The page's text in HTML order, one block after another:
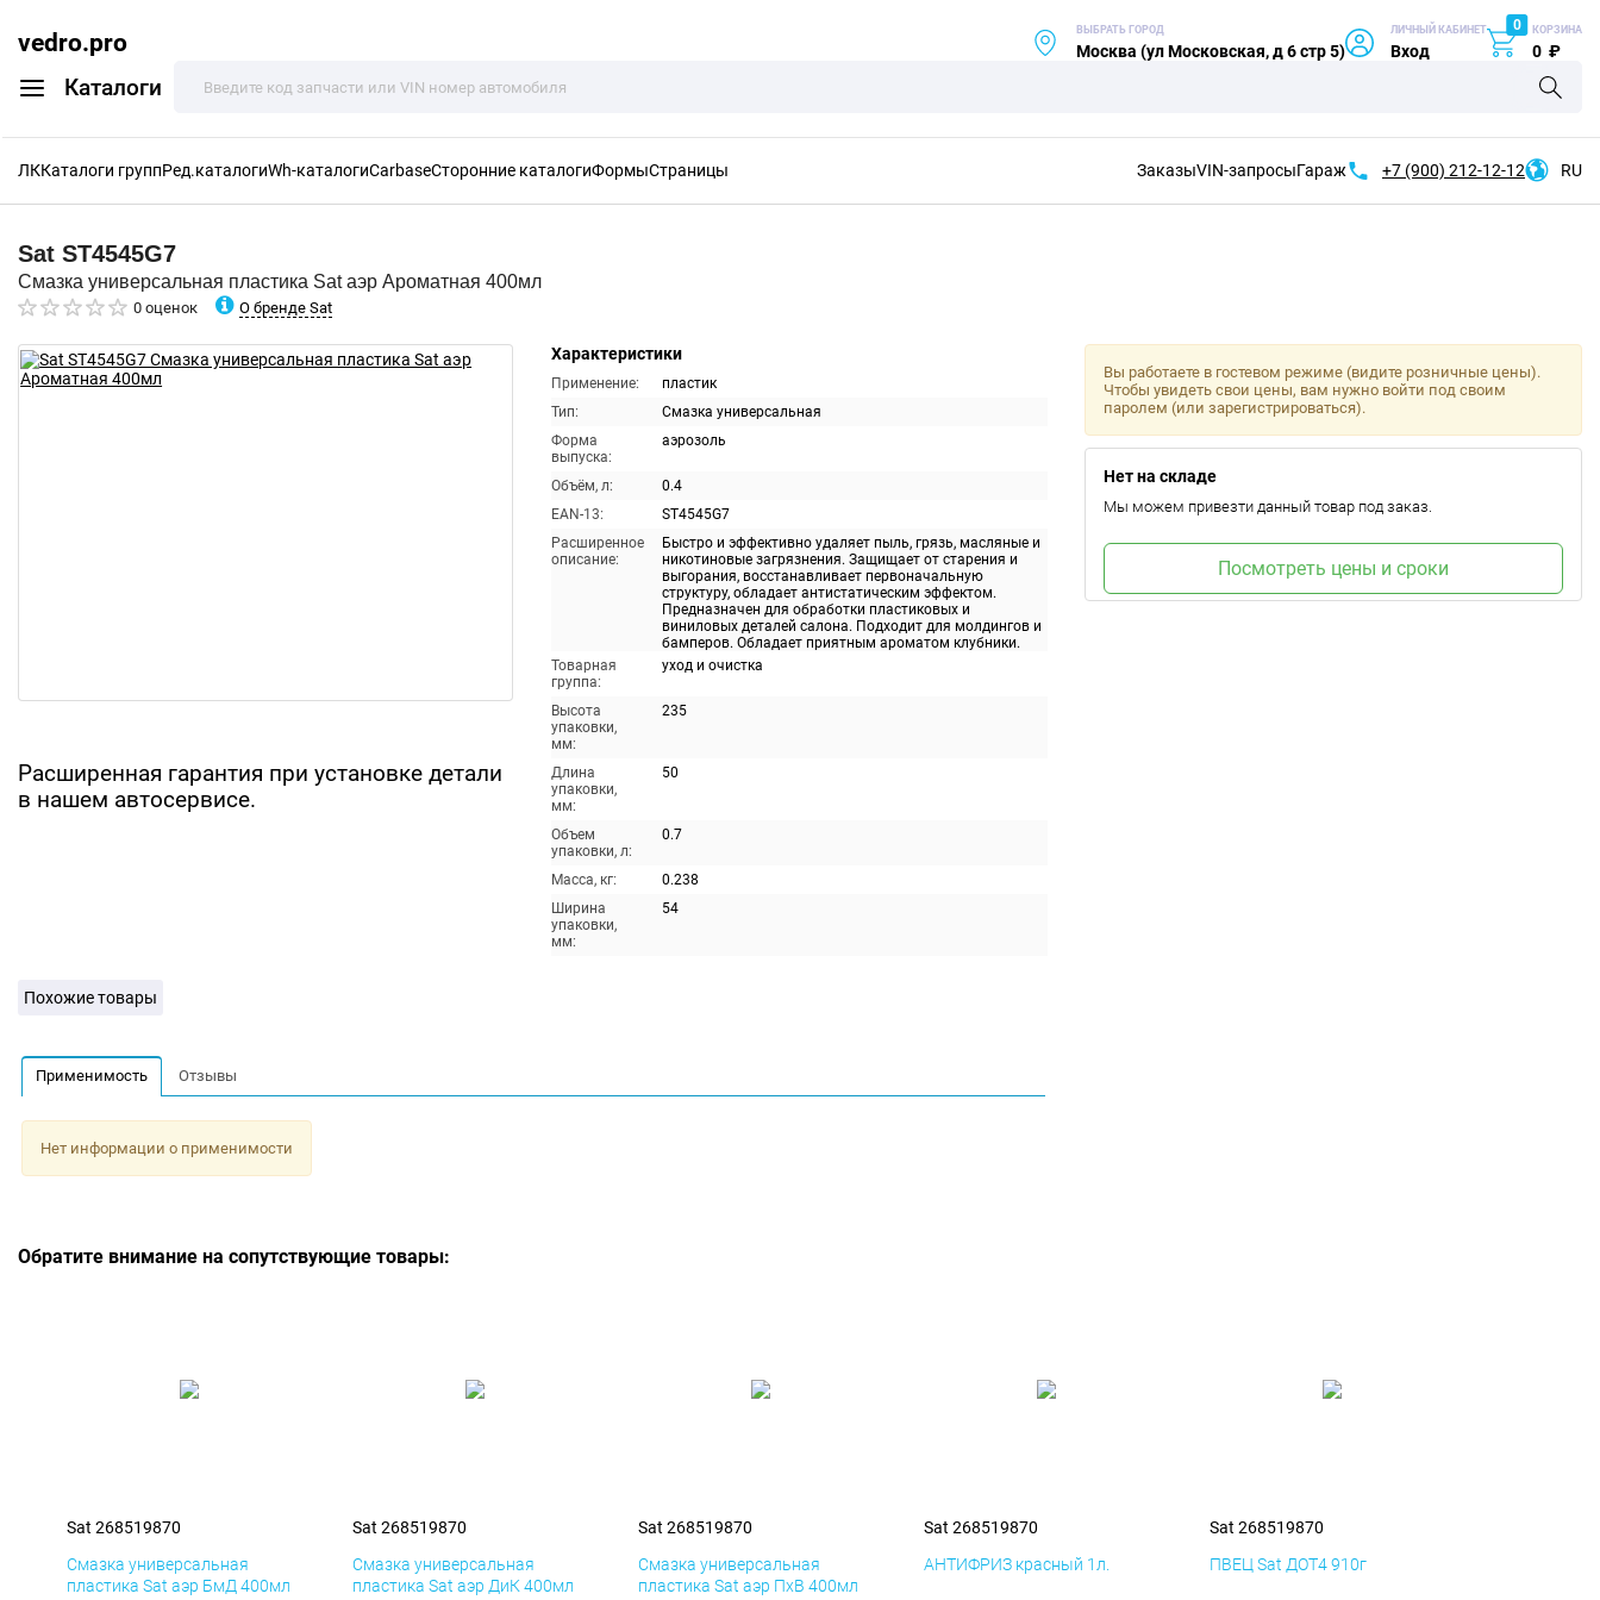
vedro.pro
Каталоги
ВЫБРАТЬ ГОРОД
Москва (ул Московская, д 6 стр 5)
ЛИЧНЫЙ КАБИНЕТ
Вход
0 КОРЗИНА
0 ₽
ЛККаталоги группРед.каталогиWh-каталогиCarbaseСторонние каталогиФормыСтраницы ЗаказыVIN-запросыГараж +7 (900) 212-12-12 RU
Sat ST4545G7
Смазка универсальная пластика Sat аэр Ароматная 400мл
0 оценок О бренде Sat
Расширенная гарантия при установке детали
в нашем автосервисе.
Характеристики
Применение:
пластик
Тип:
Смазка универсальная
Форма
выпуска:
аэрозоль
Объём, л:
0.4
EAN-13:
ST4545G7
Расширенное
описание:
Быстро и эффективно удаляет пыль, грязь, масляные и
никотиновые загрязнения. Защищает от старения и
выгорания, восстанавливает первоначальную
структуру, обладает антистатическим эффектом.
Предназначен для обработки пластиковых и
виниловых деталей салона. Подходит для молдингов и
бамперов. Обладает приятным ароматом клубники.
Товарная
группа:
уход и очистка
Высота
упаковки,
мм:
235
Длина
упаковки,
мм:
50
Объем
упаковки, л:
0.7
Масса, кг:
0.238
Ширина
упаковки,
мм:
54
Вы работаете в гостевом режиме (видите розничные цены).
Чтобы увидеть свои цены, вам нужно войти под своим
паролем (или зарегистрироваться).
Нет на складе
Мы можем привезти данный товар под заказ.
Посмотреть цены и сроки
Похожие товары
Применимость Отзывы
Нет информации о применимости
Обратите внимание на сопутствующие товары:
Sat 268519870
Смазка универсальная
пластика Sat аэр БмД 400мл
Sat 268519870
Смазка универсальная
пластика Sat аэр ДиК 400мл
Sat 268519870
Смазка универсальная
пластика Sat аэр ПхВ 400мл
Sat 268519870
АНТИФРИЗ красный 1л.
Sat 268519870
ПВЕЦ Sat ДОТ4 910г